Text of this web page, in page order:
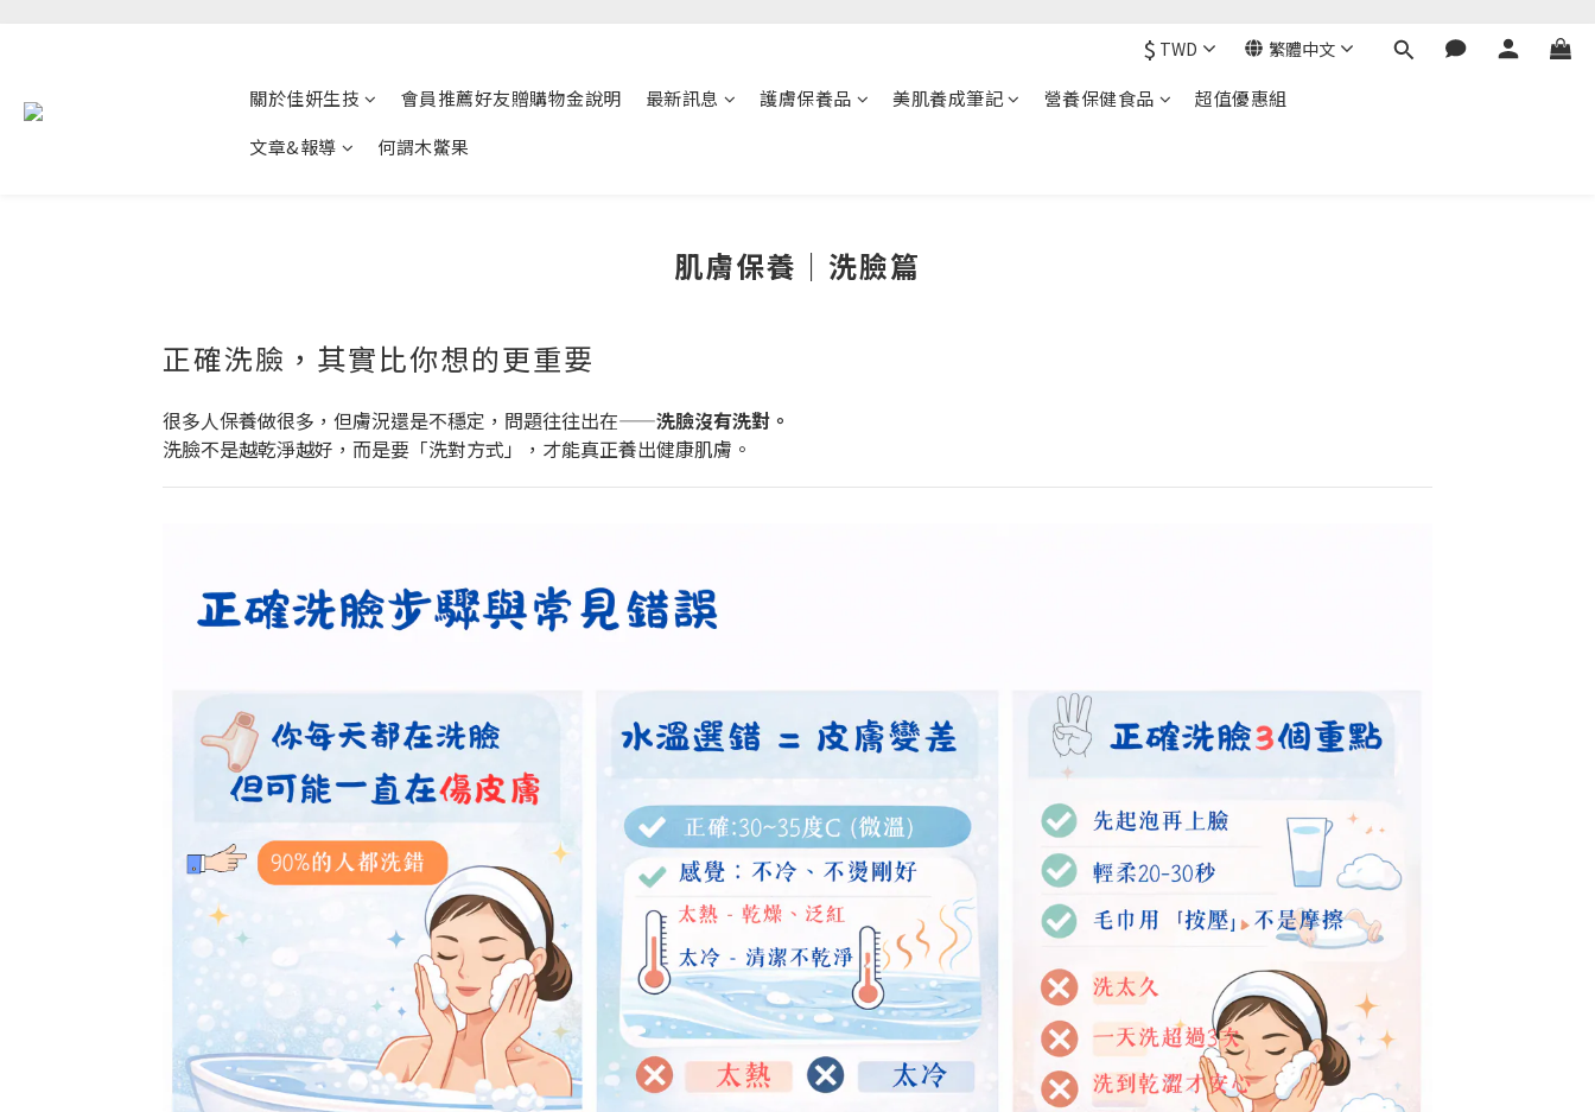
$ TWD 繁體中文
關於佳妍生技 會員推薦好友贈購物金說明 最新訊息 護膚保養品 美肌養成筆記 營養保健食品
超值優惠組
文章&報導
何謂木鱉果
肌膚保養｜洗臉篇
正確洗臉，其實比你想的更重要
很多人保養做很多，但膚況還是不穩定，問題往往出在——洗臉沒有洗對。
洗臉不是越乾淨越好，而是要「洗對方式」，才能真正養出健康肌膚。